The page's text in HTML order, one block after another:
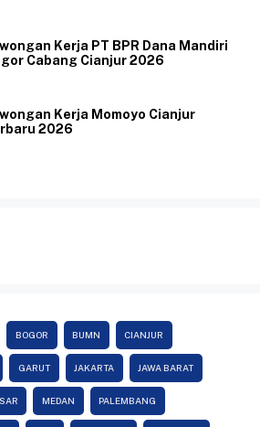
Kerja PT BPR Dana Mandiri
Cabang Cianjur 2026
Kerja Momoyo Cianjur
2026
BOGOR BUMN CIANJUR
GARUT JAKARTA JAWA BARAT
MEDAN PALEMBANG